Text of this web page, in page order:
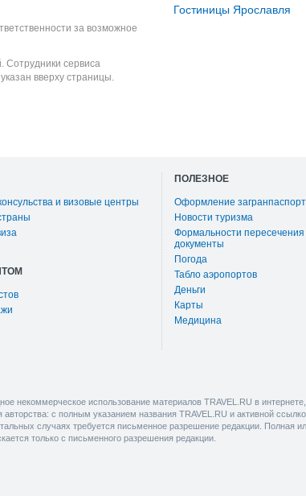
за возможное
Сотрудники сервиса
вверху страницы.
Гостиницы Ярославля
и визовые центры
ПОЛЕЗНОЕ
Оформление
Новости туризма
Формальности пересечения
документы
Погода
Табло аэропортов
Деньги
Карты
Медицина
некоммерческое использование материалов TRAVEL.RU в
авторства: с полным указанием названия TRAVEL.RU и активной
случаях требуется письменное разрешение редакции. Полная
только с письменного разрешения редакции.